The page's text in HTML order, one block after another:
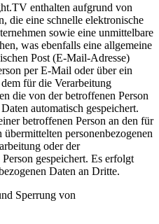
enthalten aufgrund von
die eine schnelle elektronische
sowie eine unmittelbare
was ebenfalls eine allgemeine
Post (E-Mail-Adresse)
per E-Mail oder über ein
für die Verarbeitung
die von der betroffenen Person
automatisch gespeichert.
betroffenen Person an den für
personenbezogenen
oder der
gespeichert. Es erfolgt
Daten an Dritte.
Sperrung von